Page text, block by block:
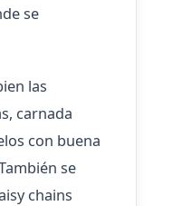
se
las
carnada
con buena
se
chains